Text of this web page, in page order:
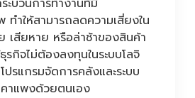
ะบวนการทำงานที่มี
ทำให้สามารถลดความเสี่ยงใน
เสียหาย หรือล่าช้าของสินค้า
รกิจไม่ต้องลงทุนในระบบโลจิ
รแกรมจัดการคลังและระบบ
าแพงด้วยตนเอง